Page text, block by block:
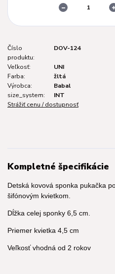
Číslo
produktu:
DOV-124
Veľkosť:
UNI
Farba:
žltá
Výrobca:
Babal
size_system:
INT
Strážiť cenu / dostupnosť
Kompletné špecifikácie
Detská kovová sponka pukačka
šifónovým kvietkom.
Dĺžka celej sponky 6,5 cm.
Priemer kvietka 4,5 cm
Veľkosť vhodná od 2 rokov